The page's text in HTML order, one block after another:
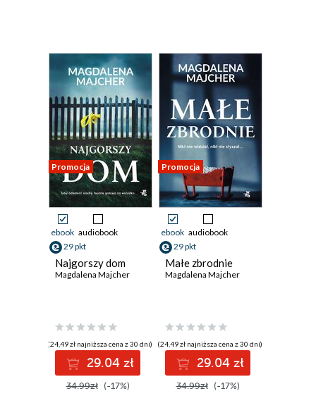
Promocja
ebook audiobook
29 pkt
Najgorszy dom
Magdalena Majcher
(24,49 zł najniższa cena z 30 dni)
29.04 zł
34.99zł (-17%)
Promocja
ebook audiobook
29 pkt
Małe zbrodnie
Magdalena Majcher
(24,49 zł najniższa cena z 30 dni)
29.04 zł
34.99zł (-17%)